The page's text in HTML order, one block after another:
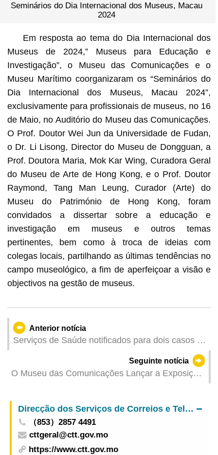
Seminários do Dia Internacional dos Museus, Macau
2024
Em resposta ao tema do Dia Internacional dos
Museus de 2024,” Museus para Educação e
Investigação”, o Museu das Comunicações e o
Museu Marítimo coorganizaram os “Seminários do
Dia Internacional dos Museus, Macau 2024”,
exclusivamente para profissionais de museus, no 16
de Maio, no Auditório do Museu das Comunicações.
O Prof. Doutor Wei Jun da Universidade de Fudan,
o Dr. Li Lisong, Director do Museu de Dongguan, a
Prof. Doutora Maria, Mok Kar Wing, Curadora Geral
do Museu de Arte de Hong Kong, e o Prof. Doutor
Raymond, Tang Man Leung, Curador (Arte) do
Museu do Património de Hong Kong, foram
convidados a dissertar sobre a educação e
investigação em museus e outros temas
pertinentes, bem como à troca de ideias com
colegas locais, partilhando as últimas tendências no
campo museológico, a fim de aperfeiçoar a visão e
objectivos na gestão de museus.
Anterior notícia
Serviços de Saúde notificados para dois casos de
Seguinte notícia
O Museu das Comunicações Lançar a Exposição
Direcção dos Serviços de Correios e Telecomunicações
（853）2857 4491
cttgeral@ctt.gov.mo
https://www.ctt.gov.mo